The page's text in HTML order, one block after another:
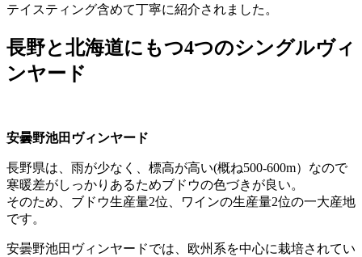
テイスティング含めて丁寧に紹介されました。
長野と北海道にもつ4つのシングルヴィ
ンヤード
安曇野池田ヴィンヤード
長野県は、雨が少なく、標高が高い(概ね500-600m）なので
寒暖差がしっかりあるためブドウの色づきが良い。
そのため、ブドウ生産量2位、ワインの生産量2位の一大産地
です。
安曇野池田ヴィンヤードでは、欧州系を中心に栽培されてい